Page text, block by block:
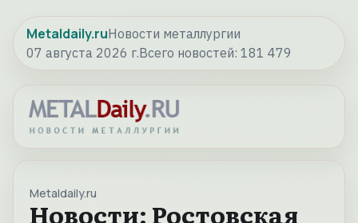
Metaldaily.ruНовости металлургии
07 августа 2026 г.Всего новостей: 181 479
Metaldaily.ru
Новости: Ростовская